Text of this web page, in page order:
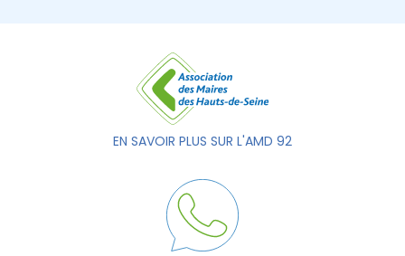
EN SAVOIR PLUS SUR L'AMD 92